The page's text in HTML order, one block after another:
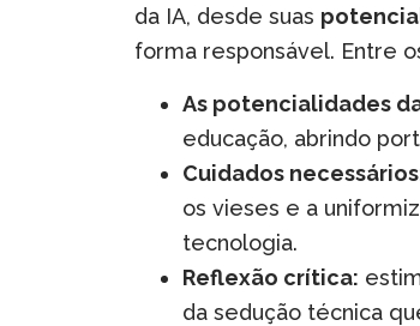
da IA, desde suas
forma responsável. Entre
As potencialidades
educação, abrindo
Cuidados
os vieses e a
tecnologia.
Reflexão crítica:
da sedução técnica